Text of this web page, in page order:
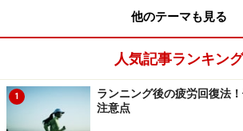
るんじゃないんですか」
おおっ！悪いことをしなく
回るように
他のテーマも見る
人気記事ランキング
1
ランニング後の疲労回復法
注意点